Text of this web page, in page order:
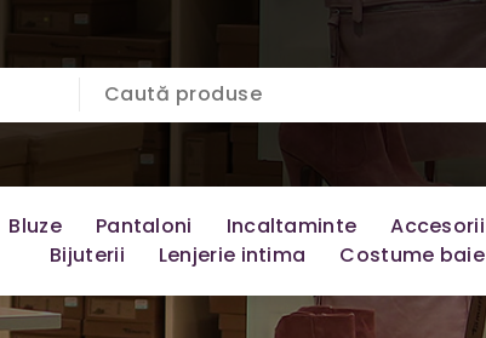
Bluze Pantaloni Incaltaminte
Accesorii
Bijuterii
Lenjerie intima Costume baie